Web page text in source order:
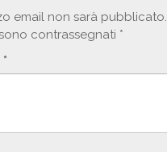
email non sarà pubblicato.
contrassegnati *
*